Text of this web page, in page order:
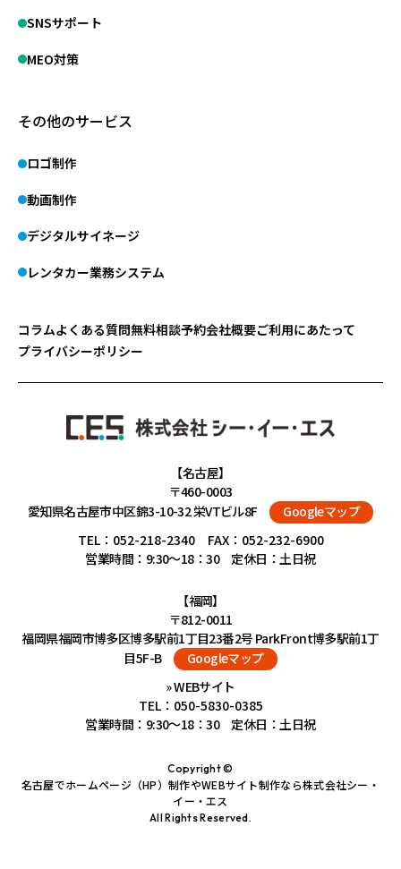
SNSサポート
MEO対策
その他のサービス
ロゴ制作
動画制作
デジタルサイネージ
レンタカー業務システム
コラムよくある質問無料相談予約会社概要ご利用にあたって
プライバシーポリシー
【名古屋】
〒460-0003
愛知県名古屋市中区錦3-10-32 栄VTビル8F
Googleマップ
TEL： 052-218-2340FAX：052-232-6900
営業時間：9:30～18：30 定休日：土日祝
【福岡】
〒812-0011
福岡県福岡市博多区博多駅前1丁目23番2号 ParkFront博多駅前1丁
目5F-B
Googleマップ
» WEBサイト
TEL： 050-5830-0385
営業時間：9:30～18：30 定休日：土日祝
Copyright ©
名古屋でホームページ（HP）制作やWEBサイト制作なら株式会社シー・
イー・エス
All Rights Reserved.